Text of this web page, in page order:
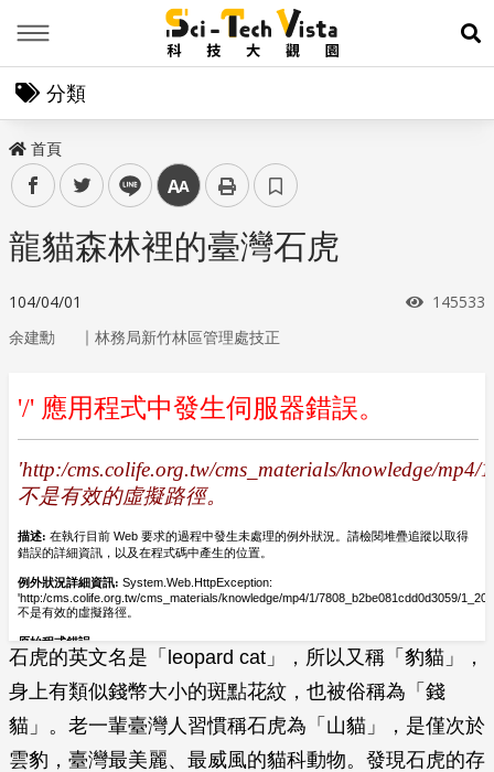
展
分類
首頁
facebooktwitter line 中
龍貓森林裡的臺灣石虎
104/04/01 瀏覽次數
145533
余建勳 ｜ 林務局新竹林區管理處技正
石虎的英文名是「leopard cat」，所以又稱「豹貓」，
身上有類似錢幣大小的斑點花紋，也被俗稱為「錢
貓」。老一輩臺灣人習慣稱石虎為「山貓」，是僅次於
雲豹，臺灣最美麗、最威風的貓科動物。發現石虎的存